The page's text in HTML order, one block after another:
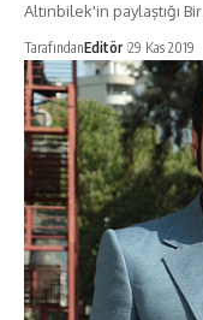
Altınbilek'in paylaştığı
TarafındanEditör 29 Kas 2019